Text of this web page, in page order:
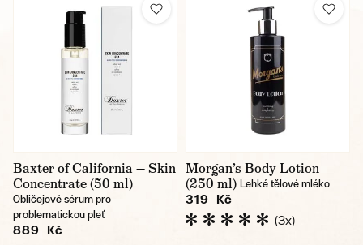
Baxter of California — Skin
Concentrate (50 ml)
Obličejové sérum pro
problematickou pleť
889 Kč
Morgan’s Body Lotion
(250 ml) Lehké tělové mléko
319 Kč
(3x)